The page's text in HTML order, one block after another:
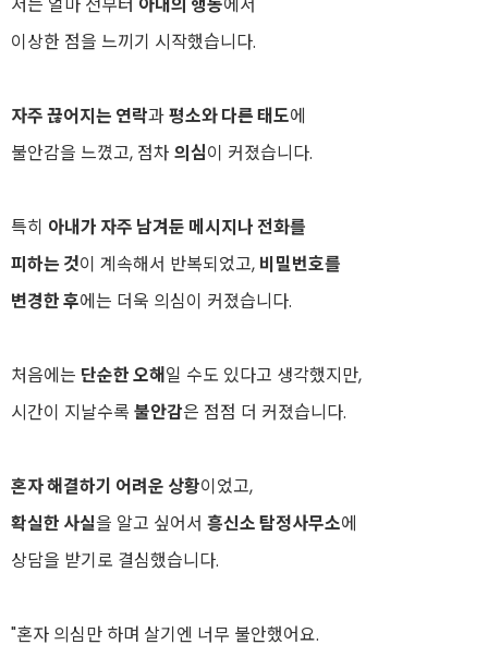
이상한 점을 느끼기 시작했습니다.
자주 끊어지는 연락과평소와 다른 태도에
불안감을 느꼈고, 점차 의심이 커졌습니다.
특히 아내가 자주 남겨둔 메시지나 전화를
피하는 것이 계속해서 반복되었고, 비밀번호를
변경한 후에는 더욱 의심이 커졌습니다.
처음에는 단순한 오해일 수도 있다고 생각했지만,
시간이 지날수록 불안감은 점점 더 커졌습니다.
혼자 해결하기 어려운 상황이었고,
확실한 사실을 알고 싶어서 흥신소 탐정사무소에
상담을 받기로 결심했습니다.
"혼자 의심만 하며 살기엔 너무 불안했어요.